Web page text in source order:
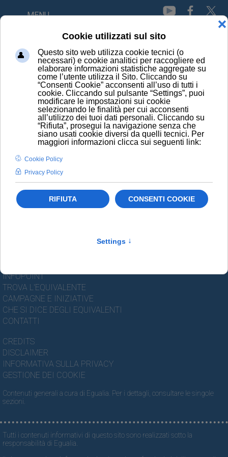
MENU
Citochine infiammatorie
Emicrania episodica ed endometriosi: il
contatto
I FARMACI EQUIVALENTI
CONOSCI I PRINCIPI ATTIVI
IL SALVADANAIO DELLA SALUTE
INFOPOINT
TROVA L'EQUIVALENTE
CAMPAGNE E INIZIATIVE
CHE SI DICE DEGLI EQUIVALENTI
CONTATTI
CREDITS
DISCLAIMER
INFORMATIVA SULLA PRIVACY
GESTIONE DEI COOKIE
Contenuti generali a cura di Egualia. Per i dettagli, consultare le singole
sezioni.
Tutti i contenuti informativi di questo sito sono realizzati sotto la
responsabilità di Egualia.